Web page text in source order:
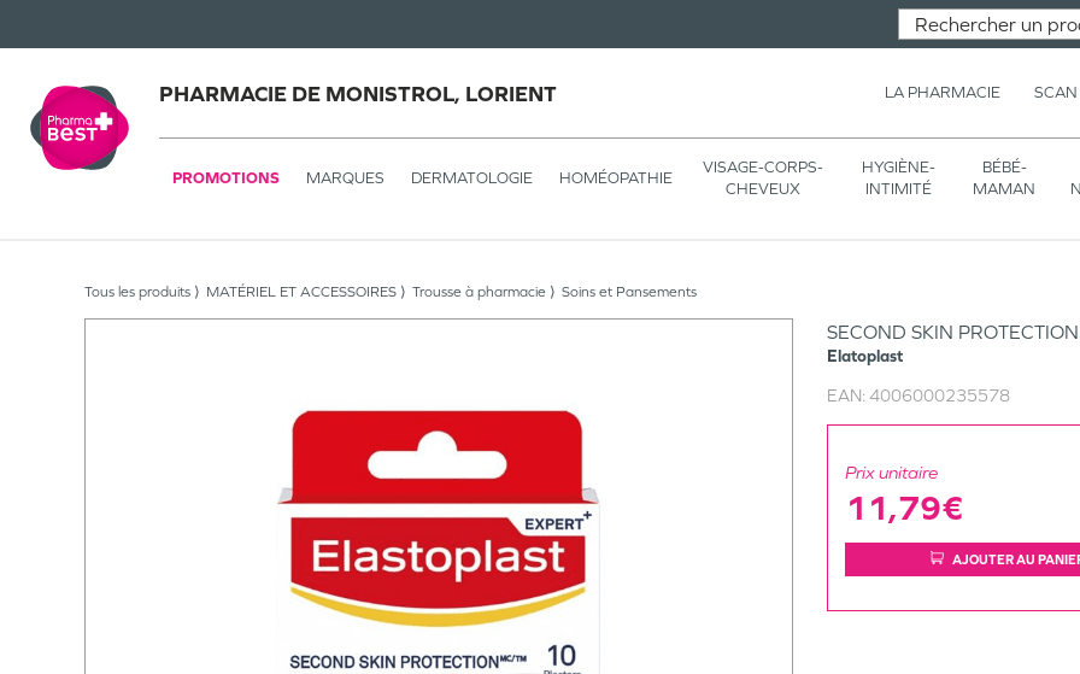
PHARMACIE DE MONISTROL, LORIENT LA PHARMACIE SCAN
PROMOTIONS MARQUES DERMATOLOGIE HOMÉOPATHIE
VISAGE-CORPS-
CHEVEUX
HYGIÈNE-
INTIMITÉ
BÉBÉ-
MAMAN
Tous les produits MATÉRIEL ET ACCESSOIRES Trousse à pharmacie Soins et Pansements
SECOND SKIN
Elatoplast
EAN: 4006000235578
Prix unitaire
11,79€
AJOUTER AU